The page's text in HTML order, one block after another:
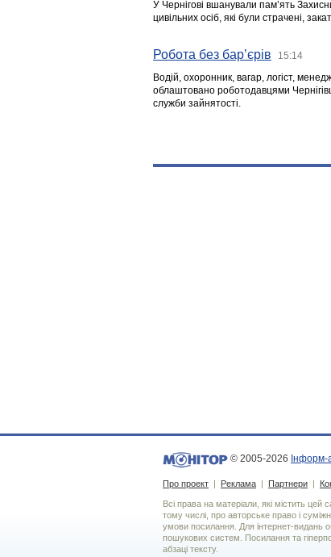
У Чернігові вшанували пам’ять
цивільних осіб, які були страчені,
Робота без бар’єрів 15:14
Водій, охоронник, вагар, логіст,
облаштовано роботодавцями
служби зайнятості.
© 2005-2026 Інформ-
Про проект | Реклама | Партнери |
Всі права на матеріали, які містить цей
тому числі, про авторське право і
умови посилання. Для iнтернет-видань
пошукових систем. Посилання та
абзаці тексту.